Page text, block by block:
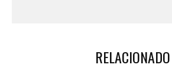
RELACIONADO